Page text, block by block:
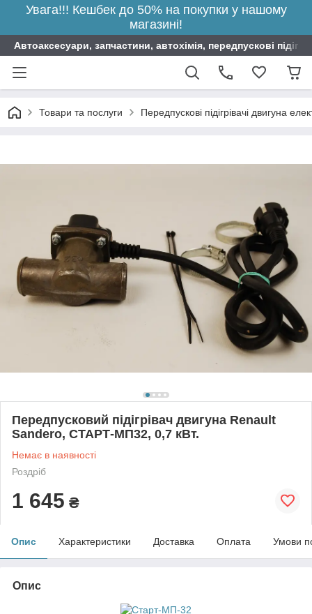
Увага!!! Кешбек до 50% на покупки у нашому
магазині!
Автоаксесуари, запчастини, автохімія, передпускові
Товари та послуги Передпускові підігрівачі двигуна
Передпусковий підігрівач двигуна Renault
Sandero, СТАРТ-МП32, 0,7 кВт.
Немає в наявності
Роздріб
1 645 ₴
Опис Характеристики Доставка Оплата Умови
Опис